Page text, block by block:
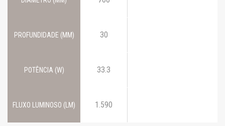
PROFUNDIDADE (MM)
POTÊNCIA (W)
FLUXO LUMINOSO (LM)
30
33.3
1.590